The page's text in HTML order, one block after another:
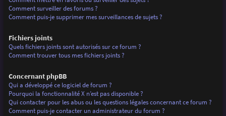
Comment surveiller des forums ?
Comment puis-je supprimer mes surveillances de sujets ?
Fichiers joints
Quels fichiers joints sont autorisés sur ce forum ?
Comment trouver tous mes fichiers joints ?
Concernant phpBB
Qui a développé ce logiciel de forum ?
Pourquoi la fonctionnalité X n’est pas disponible ?
Qui contacter pour les abus ou les questions légales concernant ce forum ?
Comment puis-je contacter un administrateur du forum ?